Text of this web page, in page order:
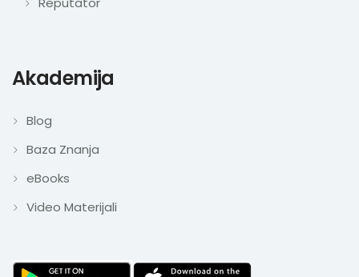
Akademija
Blog
Baza Znanja
eBooks
Video Materijali